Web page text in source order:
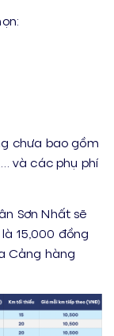
chưa bao gồm
và các phụ phí
Sơn Nhất sẽ
15,000 đồng
Cảng hàng